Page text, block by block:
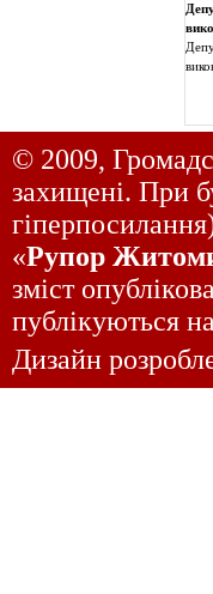
© 2009,
захищені. При
«Рупор
зміст
публікуються
Дизайн